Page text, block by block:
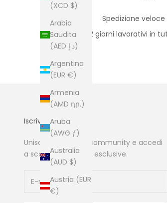
(XCD $)
Arabia
Saudita
(AED د.إ)
Argentina
(EUR €)
Armenia
(AMD դր.)
Aruba
(AWG ƒ)
Australia
(AUD $)
Austria (EUR
€)
Spedizione veloce
2 giorni lavorativi in
Iscriviti e Risparmia
Unisciti alla nostra community e accedi
a sconti e collezioni esclusive.